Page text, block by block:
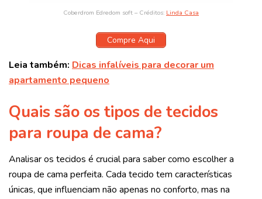
Coberdrom Edredom soft – Créditos: Linda Casa
Compre Aqui
Leia também: Dicas infalíveis para decorar um
apartamento pequeno
Quais são os tipos de tecidos
para roupa de cama?
Analisar os tecidos é crucial para saber como escolher a
roupa de cama perfeita. Cada tecido tem características
únicas, que influenciam não apenas no conforto, mas na